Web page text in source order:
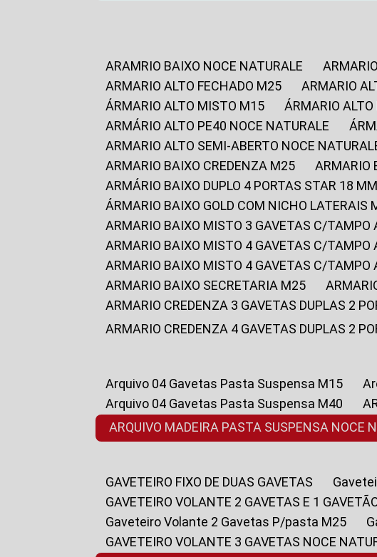
ARAMRIO BAIXO NOCE NATURALE
ARMARIO ALTO FECHADO M25
ARMARIO
ÁRMARIO ALTO MISTO M15
ÁRMARIO
ARMÁRIO ALTO PE40 NOCE NATURALE
ARMARIO ALTO SEMI-ABERTO NOCE
ARMARIO BAIXO CREDENZA M25
ARMÁRIO BAIXO DUPLO 4 PORTAS STAR 18 MM
ÁRMARIO BAIXO GOLD COM NICHO LATERAIS
ARMARIO BAIXO MISTO 3 GAVETAS C/
ARMARIO BAIXO MISTO 4 GAVETAS C/
ARMARIO BAIXO MISTO 4 GAVETAS C/
ARMARIO BAIXO SECRETARIA M25
ARMARIO CREDENZA 3 GAVETAS DUPLAS 2
ARMARIO CREDENZA 4 GAVETAS DUPLAS 2
Arquivo 04 Gavetas Pasta Suspensa M15
Arquivo 04 Gavetas Pasta Suspensa M40
ARQUIVO MADEIRA PASTA SUSPENSA NOCE
GAVETEIRO FIXO DE DUAS GAVETAS
GAVETEIRO VOLANTE 2 GAVETAS E 1
Gaveteiro Volante 2 Gavetas P/pasta M25
GAVETEIRO VOLANTE 3 GAVETAS NOCE